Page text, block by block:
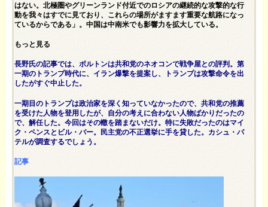
はない。北極圏やグリーンランド付近でのロシアの継続的な攻撃的な行
動を我々はすでに見ており、これらの場所がますます重要な航路になっ
ているからである」。中国は中南米でも影響力を拡大している。
もっと見る
長野氏の記事では、ボルトンは共和党のネオコンで戦争屋との評判。第
一期のトランプ時代に、イラン爆撃を提案し、トランプは攻撃命令を出
したがすぐ中止した。
一期目のトランプは政治家を深く知っていなかったので、共和党の推薦
を受けた人物を登用したが、自分の考えに合わない人物ばかりだったの
で、解任した。今回はその轍を踏まないだけ。特に失敗だったのはマイ
ク・ペンスとビル・バー。民主党の不正選挙に手を貸した。カシュ・パ
テルが調査するでしょう。
記事